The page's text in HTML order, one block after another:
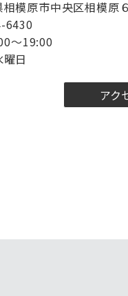
模原市中央区相模原
6430
～19:00
日
アク